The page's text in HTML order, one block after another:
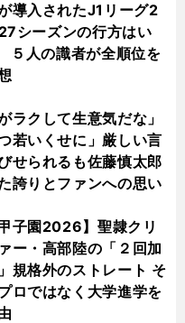
導入されたJ1リーグ2
シーズンの行方はい
人の識者が全順位を
ラクして生意気だな」
若いくせに」厳しい言
せられるも佐藤慎太郎
誇りとファンへの思い
甲子園2026】聖隷クリ
ー・高部陸の「２回加
規格外のストレート そ
ロではなく大学進学を